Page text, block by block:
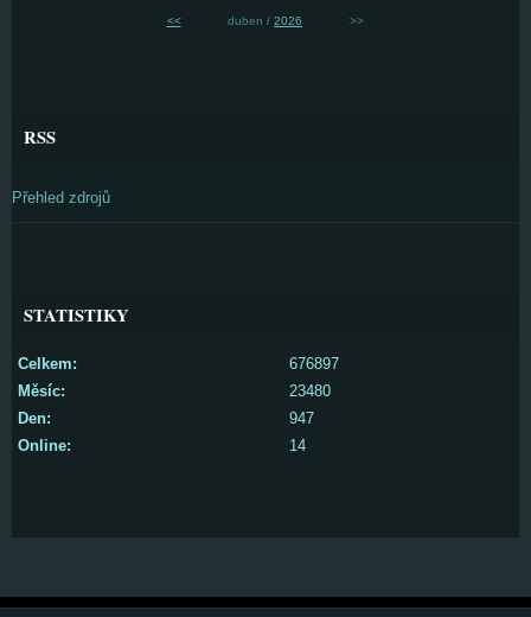
<< duben / 2026 >>
RSS
Přehled zdrojů
STATISTIKY
Online: 14
Celkem:
676897
Měsíc:
23480
Den:
947